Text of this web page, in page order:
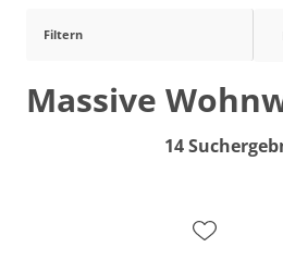
Filtern
Massive
14